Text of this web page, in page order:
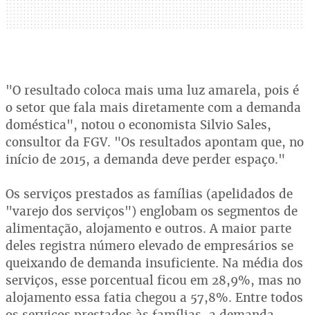
"O resultado coloca mais uma luz amarela, pois é
o setor que fala mais diretamente com a demanda
doméstica", notou o economista Silvio Sales,
consultor da FGV. "Os resultados apontam que, no
início de 2015, a demanda deve perder espaço."
Os serviços prestados as famílias (apelidados de
"varejo dos serviços") englobam os segmentos de
alimentação, alojamento e outros. A maior parte
deles registra número elevado de empresários se
queixando de demanda insuficiente. Na média dos
serviços, esse porcentual ficou em 28,9%, mas no
alojamento essa fatia chegou a 57,8%. Entre todos